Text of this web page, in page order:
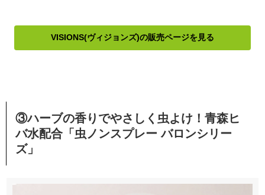
VISIONS(ヴィジョンズ)の販売ページを見る
③ハーブの香りでやさしく虫よけ！青森ヒ
バ水配合「虫ノンスプレー バロンシリー
ズ」